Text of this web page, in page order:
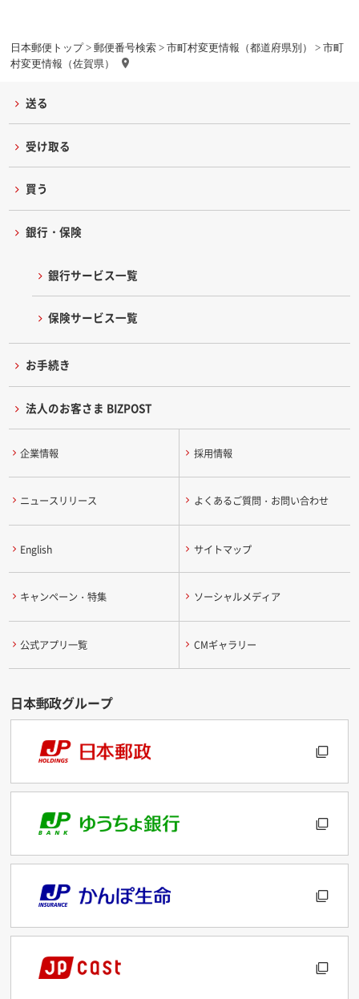
日本郵便トップ> 郵便番号検索> 市町村変更情報（都道府県別）
> 市町
村変更情報（佐賀県）
送る
受け取る
買う
銀行・保険
銀行サービス一覧
保険サービス一覧
お手続き
法人のお客さま BIZPOST
企業情報 採用情報
ニュースリリース よくあるご質問・お問い合わせ
English サイトマップ
キャンペーン・特集 ソーシャルメディア
公式アプリ一覧 CMギャラリー